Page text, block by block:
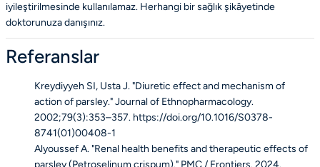
iyileştirilmesinde kullanılamaz. Herhangi bir sağlık şikâyetinde
doktorunuza danışınız.
Referanslar
Kreydiyyeh SI, Usta J. "Diuretic effect and mechanism of
action of parsley."Journal of Ethnopharmacology.
2002;79(3):353–357. https://doi.org/10.1016/S0378-
8741(01)00408-1
Alyoussef A. "Renal health benefits and therapeutic effects of
parsley (Petroselinum crispum)." PMC / Frontiers. 2024.